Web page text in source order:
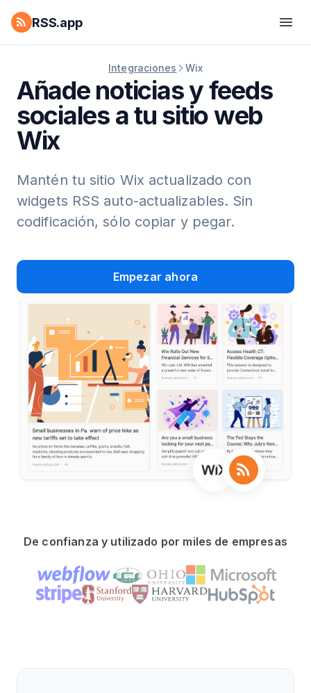
RSS.app
Integraciones Wix
Añade noticias y feeds
sociales a tu sitio web
Wix
Mantén tu sitio Wix actualizado con
widgets RSS auto-actualizables. Sin
codificación, sólo copiar y pegar.
Empezar ahora
De confianza y utilizado por miles de empresas